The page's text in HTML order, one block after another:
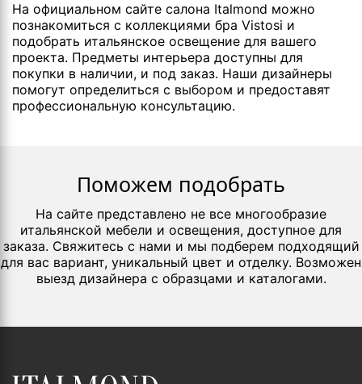
На официальном сайте салона Italmond можно
познакомиться с коллекциями бра Vistosi и
подобрать итальянское освещение для вашего
проекта. Предметы интерьера доступны для
покупки в наличии, и под заказ. Наши дизайнеры
помогут определиться с выбором и предоставят
профессиональную консультацию.
Поможем подобрать
На сайте представлено не все многообразие
итальянской мебели и освещения, доступное для
заказа. Свяжитесь с нами и мы подберем подходящий
для вас вариант, уникальный цвет и отделку. Возможен
выезд дизайнера с образцами и каталогами.